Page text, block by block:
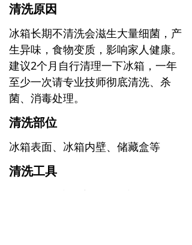
清洗原因
冰箱长期不清洗会滋生大量细菌，产
生异味，食物变质，影响家人健康。
建议2个月自行清理一下冰箱，一年
至少一次请专业技师彻底清洗、杀
菌、消毒处理。
清洗部位
冰箱表面、冰箱内壁、储藏盒等
清洗工具
1.冰箱清洗剂、塑壳清洗剂